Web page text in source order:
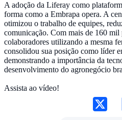
A adoção da Liferay como
forma como a Embrapa opera. A
otimizou o trabalho de equipes,
comunicação. Com mais de 160 mil
colaboradores utilizando a mesma
consolidou sua posição como líder
demonstrando a importância da
desenvolvimento do agronegócio
Assista ao vídeo!